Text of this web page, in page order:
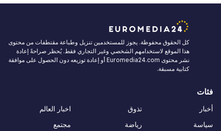
كل الحقوق محفوظة. يجوز للمستخدمين تنزيل وطباعة مقتطفات من محتوى
هذا الموقع لاستخدامهم الشخصي وغير التجاري فقط. يُحظر صراحةً إعادة
نشر محتوى Euromedia24.com أو إعادة توزيعه دون الحصول على موافقة
كتابية مسبقة.
فئات
أخبار
سياسة
تذوق
رياضة
اخبار العالم
مجتمع